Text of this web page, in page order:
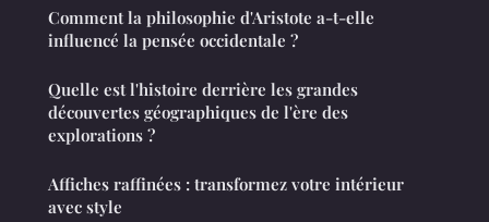
Comment la philosophie d'Aristote a-t-elle
influencé la pensée occidentale ?
Quelle est l'histoire derrière les grandes
découvertes géographiques de l'ère des
explorations ?
Affiches raffinées : transformez votre intérieur
avec style